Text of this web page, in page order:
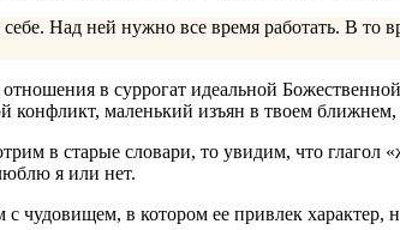
Над ней нужно все время работать. В то
в суррогат идеальной
конфликт, маленький изъян в твоем
в старые словари, то увидим, что глагол
я или нет.
с чудовищем, в котором ее привлек